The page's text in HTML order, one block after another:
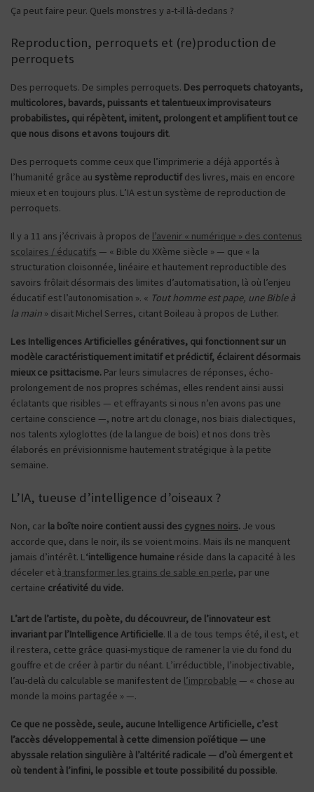
Ça peut faire peur. Quels monstres y a-t-il là-dedans ?
Reproduction, perroquets et (re)production de
perroquets
Des perroquets. De simples perroquets. Des perroquets chatoyants,
multicolores, bavards, puissants et talentueux improvisateurs
probabilistes, qui répètent, imitent, prolongent et amplifient tout ce
que nous disons et avons toujours dit.
Des perroquets comme ceux que l’imprimerie a déjà apportés à
l’humanité grâce au système reproductifdes livres, mais en encore
mieux et en toujours plus. L’IA est un système de reproduction de
perroquets.
Il y a 11 ans j’écrivais à propos de l’avenir « numérique » des contenus
scolaires / éducatifs — « Bible du XXème siècle » — que « la
structuration cloisonnée, linéaire et hautement reproductible des
savoirs frôlait désormais des limites d’automatisation, là où l’enjeu
éducatif est l’autonomisation ». « Tout homme est pape, une Bible à
la main » disait Michel Serres, citant Boileau à propos de Luther.
Les Intelligences Artificielles génératives, qui fonctionnent sur un
modèle caractéristiquement imitatif et prédictif, éclairent désormais
mieux ce psittacisme. Par leurs simulacres de réponses, écho-
prolongement de nos propres schémas, elles rendent ainsi aussi
éclatants que risibles — et effrayants si nous n’en avons pas une
certaine conscience —, notre art du clonage, nos biais dialectiques,
nos talents xyloglottes (de la langue de bois) et nos dons très
élaborés en prévisionnisme hautement stratégique à la petite
semaine.
L’IA, tueuse d’intelligence d’oiseaux ?
Non, car la boîte noire contient aussi des cygnes noirs. Je vous
accorde que, dans le noir, ils se voient moins. Mais ils ne manquent
jamais d’intérêt. L ‘intelligence humaine réside dans la capacité à les
déceler et à transformer les grains de sable en perle, par une
certaine créativité du vide.
L’art de l’artiste, du poète, du découvreur, de l’innovateur est
invariant par l’Intelligence Artificielle. Il a de tous temps été, il est, et
il restera, cette grâce quasi-mystique de ramener la vie du fond du
gouffre et de créer à partir du néant. L’irréductible, l’inobjectivable,
l’au-delà du calculable se manifestent de l’improbable — « chose au
monde la moins partagée » —.
Ce que ne possède, seule, aucune Intelligence Artificielle, c’est
l’accès développemental à cette dimension poïétique — une
abyssale relation singulière à l’altérité radicale — d’où émergent et
où tendent à l’infini, le possible et toute possibilité du possible.